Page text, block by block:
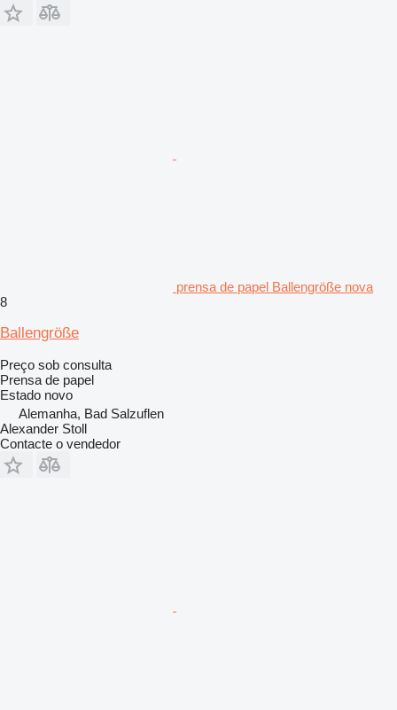
prensa de papel Ballengröße nova
8
Ballengröße
Preço sob consulta
Prensa de papel
Estado novo
Alemanha, Bad Salzuflen
Alexander Stoll
Contacte o vendedor